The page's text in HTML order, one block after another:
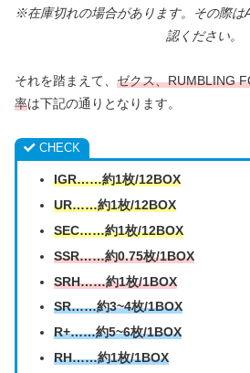
※在庫切れの場合があります。その際は
認ください。
それを踏まえて、 ゼクス、RUMBLING
率は下記の通りとなります。
CHECK
IGR……約1枚/12BOX
UR……約1枚/12BOX
SEC……約1枚/12BOX
SSR……約0.75枚/1BOX
SRH……約1枚/1BOX
SR……約3~4枚/1BOX
R+……約5~6枚/1BOX
RH……約1枚/1BOX